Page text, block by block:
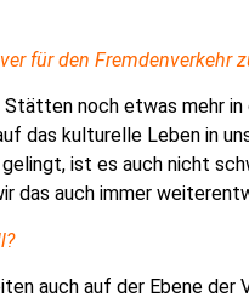
für den Fremdenverkehr
noch etwas mehr in
das kulturelle Leben in
ist es auch nicht
das auch immer
auch auf der Ebene der